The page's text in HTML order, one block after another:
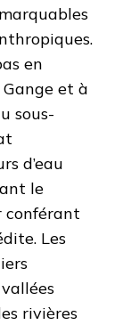
en
et à
sous-
d’eau
le
conférant
Les
rivières